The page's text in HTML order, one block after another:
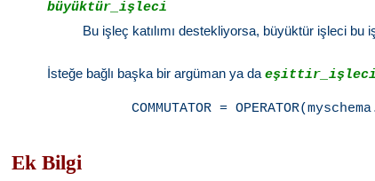
büyüktür_işleci
Bu işleç katılımı destekliyorsa, büyüktür işleci bu
İsteğe bağlı başka bir argüman ya da
Ek Bilgi